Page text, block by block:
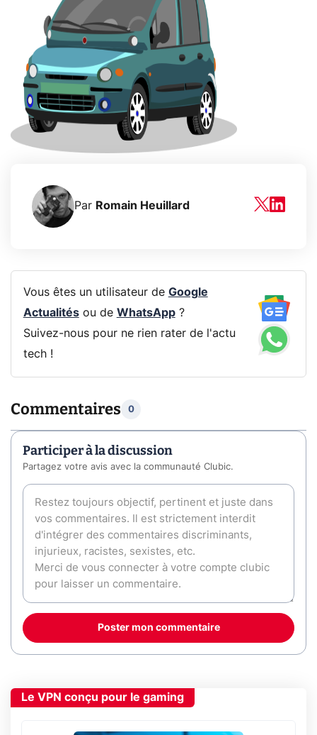
Par Romain Heuillard
Vous êtes un utilisateur de Google
Actualitésou de WhatsApp?
Suivez-nous pour ne rien rater de l'actu
tech !
Commentaires 0
Participer à la discussion
Partagez votre avis avec la communauté Clubic.
Poster mon commentaire
Le VPN conçu pour le gaming